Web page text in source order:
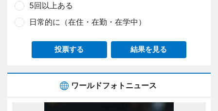
5回以上ある
日常的に（在住・在勤・在学中）
投票する 結果を見る
ワールドフォトニュース